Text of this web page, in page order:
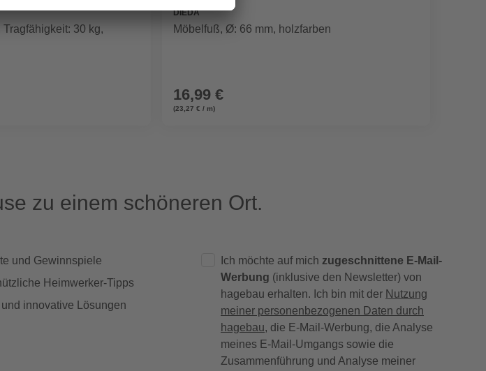
30 kg,
DIEDA
Möbelfuß, Ø: 66 mm, holzfarben
16,99 €
(23,27 € / m)
zu einem schöneren Ort.
und Gewinnspiele
Heimwerker-Tipps
innovative Lösungen
Ich möchte auf mich zugeschnittene E-Mail-
Werbung (inklusive den Newsletter) von
hagebau erhalten. Ich bin mit der Nutzung
meiner personenbezogenen Daten durch
hagebau, die E-Mail-Werbung, die Analyse
meines E-Mail-Umgangs sowie die
Zusammenführung und Analyse meiner